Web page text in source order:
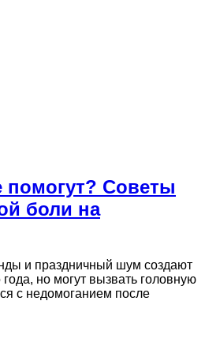
помогут? Советы
боли на
и праздничный шум создают
но могут вызвать головную
с недомоганием после